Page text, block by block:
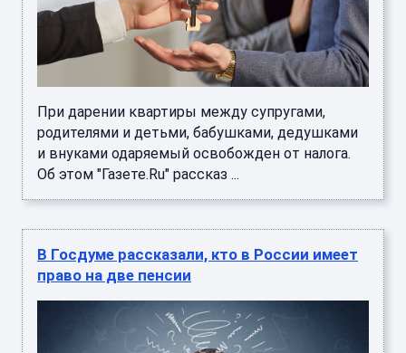
При дарении квартиры между супругами,
родителями и детьми, бабушками, дедушками
и внуками одаряемый освобожден от налога.
Об этом "Газете.Ru" рассказ ...
В Госдуме рассказали, кто в России имеет
право на две пенсии